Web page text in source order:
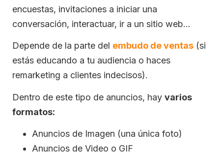
encuestas, invitaciones a iniciar una
conversación, interactuar, ir a un sitio web…
Depende de la parte del embudo de ventas (si
estás educando a tu audiencia o haces
remarketing a clientes indecisos).
Dentro de este tipo de anuncios, hay varios
formatos:
Anuncios de Imagen (una única foto)
Anuncios de Video o GIF